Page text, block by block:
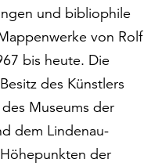
und bibliophile
von Rolf
bis heute. Die
des Künstlers
Museums der
dem Lindenau-
der